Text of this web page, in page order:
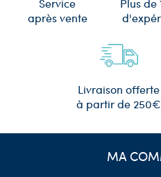
après vente
Livraison offerte
à partir de 250€
MA